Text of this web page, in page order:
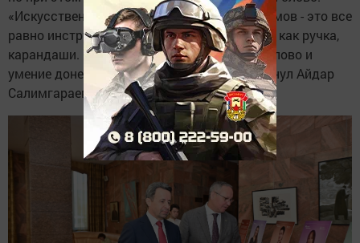
«Искусственный интеллект, знание алгоритмов - это все
равно инструменты, такие же инструменты, как ручка,
карандаши. Но самым главным остается слово и
умение донести его до читателя», - подчеркнул Айдар
Салимгараев.